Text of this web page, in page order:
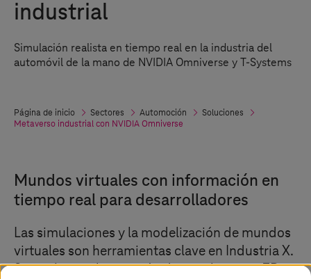
industrial
Simulación realista en tiempo real en la industria del
automóvil de la mano de NVIDIA Omniverse y T-Systems
Página de inicio Sectores Automoción
Soluciones
Metaverso industrial con NVIDIA Omniverse
Mundos virtuales con información en
tiempo real para desarrolladores
Las simulaciones y la modelización de mundos
virtuales son herramientas clave en Industria X.
Sin embargo, la creación de simulaciones 3D